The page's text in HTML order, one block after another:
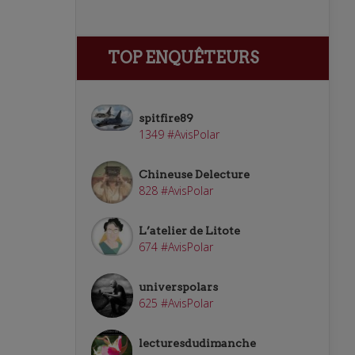
TOP ENQUÊTEURS
spitfire89
1349 #AvisPolar
Chineuse Delecture
828 #AvisPolar
L’atelier de Litote
674 #AvisPolar
universpolars
625 #AvisPolar
lecturesdudimanche